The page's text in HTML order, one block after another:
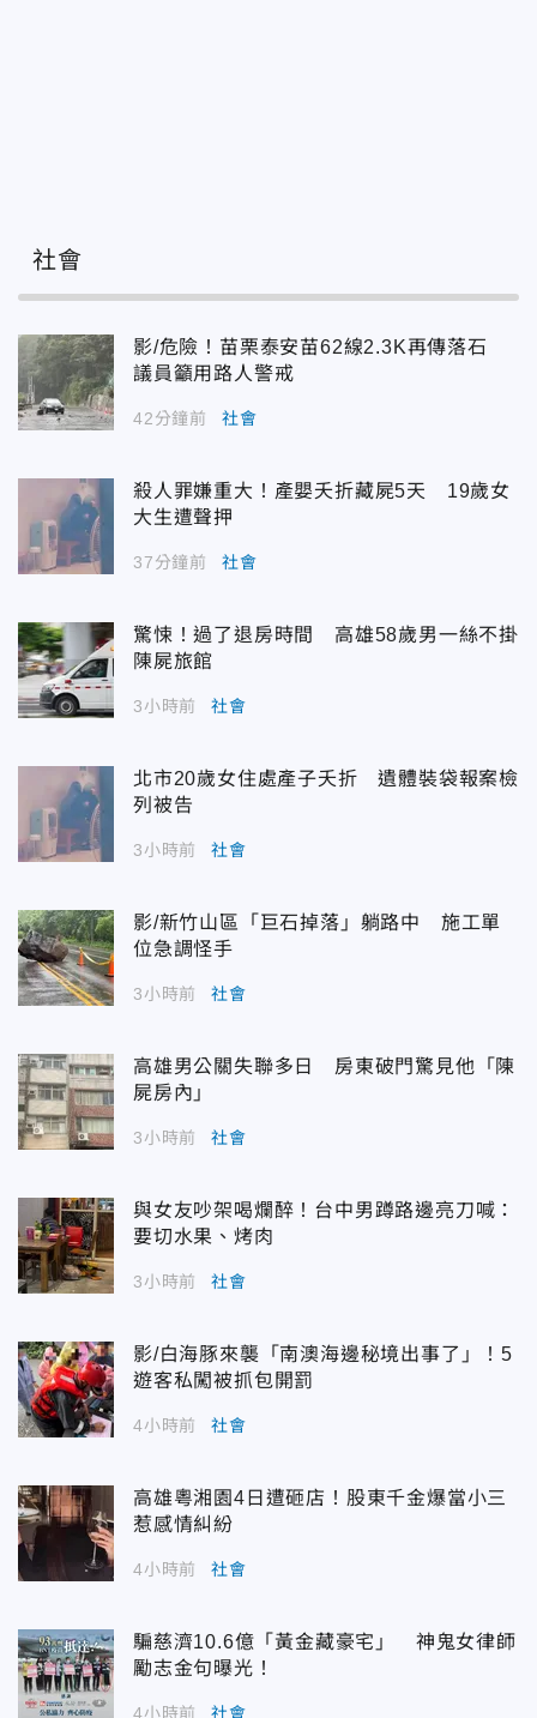
社會
影/危險！苗栗泰安苗62線2.3K再傳落石
議員籲用路人警戒
42分鐘前 社會
殺人罪嫌重大！產嬰夭折藏屍5天 19歲女
大生遭聲押
37分鐘前 社會
驚悚！過了退房時間 高雄58歲男一絲不掛
陳屍旅館
3小時前 社會
北市20歲女住處產子夭折 遺體裝袋報案檢
列被告
3小時前 社會
影/新竹山區「巨石掉落」躺路中 施工單
位急調怪手
3小時前 社會
高雄男公關失聯多日 房東破門驚見他「陳
屍房內」
3小時前 社會
與女友吵架喝爛醉！台中男蹲路邊亮刀喊：
要切水果、烤肉
3小時前 社會
影/白海豚來襲「南澳海邊秘境出事了」！5
遊客私闖被抓包開罰
4小時前 社會
高雄粵湘園4日遭砸店！股東千金爆當小三
惹感情糾紛
4小時前 社會
騙慈濟10.6億「黃金藏豪宅」 神鬼女律師
勵志金句曝光！
4小時前 社會